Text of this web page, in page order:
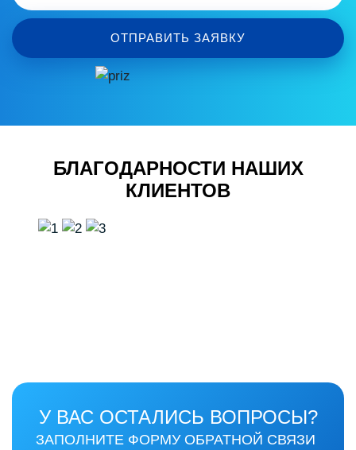
ОТПРАВИТЬ ЗАЯВКУ
БЛАГОДАРНОСТИ НАШИХ
КЛИЕНТОВ
У ВАС ОСТАЛИСЬ ВОПРОСЫ?
ЗАПОЛНИТЕ ФОРМУ ОБРАТНОЙ СВЯЗИ